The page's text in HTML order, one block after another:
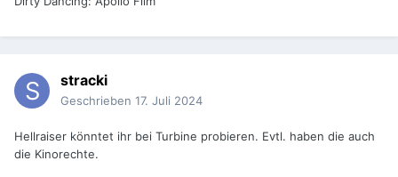
stracki
Geschrieben 17. Juli 2024
Hellraiser könntet ihr bei Turbine probieren. Evtl. haben die auch
die Kinorechte.